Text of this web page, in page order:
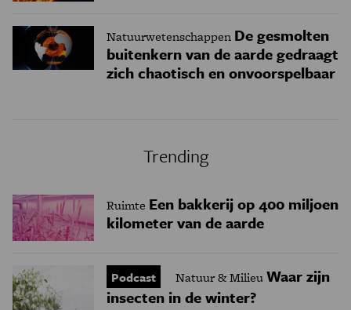
Natuurwetenschappen De gesmolten
buitenkern van de aarde gedraagt
zich chaotisch en onvoorspelbaar
Trending
Ruimte Een bakkerij op 400 miljoen
kilometer van de aarde
Podcast Natuur & MilieuWaar zijn
insecten in de winter?